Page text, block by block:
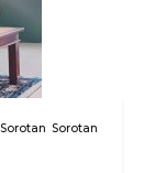
Sorotan Sorotan